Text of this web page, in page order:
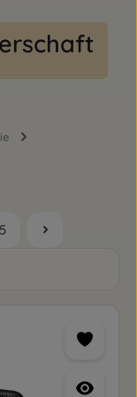
Seite
5